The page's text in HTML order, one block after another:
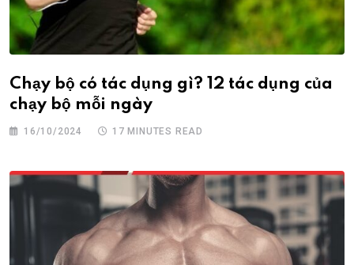
Chạy bộ có tác dụng gì? 12 tác dụng của
chạy bộ mỗi ngày
16/10/2024 17 MINUTES READ